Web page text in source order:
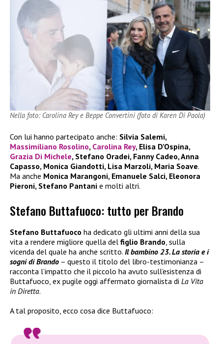
Nella foto: Carolina Rey e Beppe Convertini (foto di Karen Di Paola)
Con lui hanno partecipato anche: Silvia Salemi,
Massimiliano Rosolino, Carolina Rey, Elisa D’Ospina,
Grazia Di Michele, Stefano Oradei, Fanny Cadeo, Anna
Capasso, Monica Giandotti, Lisa Marzoli, Maria Soave.
Ma anche Monica Marangoni, Emanuele Salci, Eleonora
Pieroni, Stefano Pantani e molti altri.
Stefano Buttafuoco: tutto per Brando
Stefano Buttafuoco ha dedicato gli ultimi anni della sua
vita a rendere migliore quella del figlio Brando, sulla
vicenda del quale ha anche scritto. Il bambino 23. La storia e i
sogni di Brando – questo il titolo del libro-testimonianza –
racconta l’impatto che il piccolo ha avuto sull’esistenza di
Buttafuoco, ex pugile oggi affermato giornalista di La Vita
in Diretta.
A tal proposito, ecco cosa dice Buttafuoco: